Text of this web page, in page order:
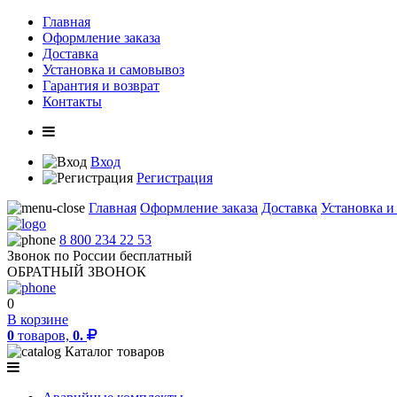
Главная
Оформление заказа
Доставка
Установка и самовывоз
Гарантия и возврат
Контакты
Вход
Регистрация
Главная Оформление заказа Доставка Установка
8 800 234 22 53
Звонок по России бесплатный
ОБРАТНЫЙ ЗВОНОК
0
В корзине
0 товаров, 0.
Каталог товаров